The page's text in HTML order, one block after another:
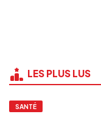
LES PLUS LUS
SANTÉ